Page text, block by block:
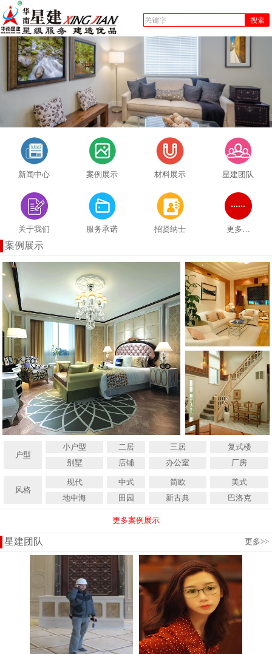
新闻中心 案例展示 材料展示 星建团队
关于我们 服务承诺 招贤纳士 更多…
案例展示
户型
小户型 二居 三居
复式楼
别墅
店铺 办公室 厂房
风格
现代 中式 简欧
美式
地中海
田园 新古典 巴洛克
更多案例展示
星建团队 更多>>